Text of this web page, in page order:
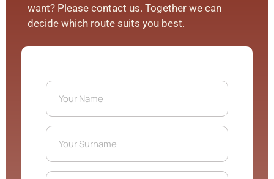
want? Please contact us. Together we can
decide which route suits you best.